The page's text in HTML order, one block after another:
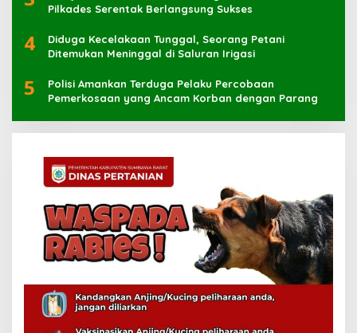
Pilkades Serentak Berlangsung Sukses
4
Diduga Kecelakaan Tunggal, Seorang Petani
Ditemukan Meninggal di Saluran Irigasi
5
Polisi Amankan Terduga Pelaku Percobaan
Pemerkosaan yang Ancam Korban dengan Parang